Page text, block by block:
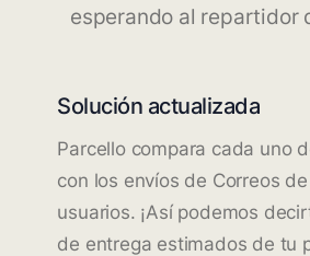
esperando al repartidor
Solución actualizada
Parcello compara cada uno
con los envíos de Correos
usuarios. ¡Así podemos
de entrega estimados de tu